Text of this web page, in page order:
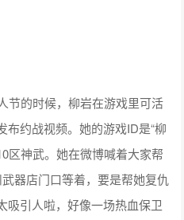
节的时候，柳岩在游戏里可活
布约战视频。她的游戏ID是“柳
区神武。她在微博喊着大家帮
器店门口等着，要是帮她复仇
吸引人啦，好像一场热血保卫